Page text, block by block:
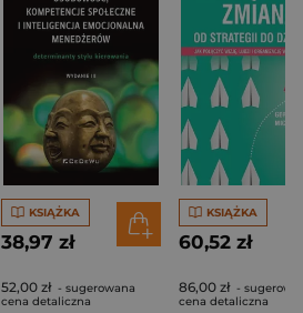
KSIĄŻKA
38,97 zł
52,00 zł - sugerowana
cena detaliczna
KSIĄŻKA
60,52 zł
86,00 zł -
cena detaliczna